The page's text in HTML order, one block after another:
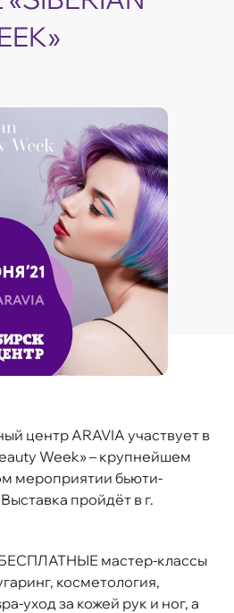
центр ARAVIA участвует в
Week»– крупнейшем
мероприятии бьюти-
пройдёт в г.
БЕСПЛАТНЫЕ мастер-классы
косметология,
уход за кожей рук и ног, а